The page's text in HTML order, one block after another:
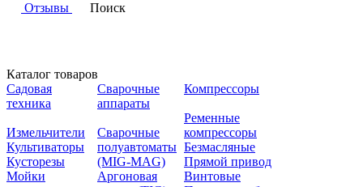
Отзывы
Поиск
Каталог товаров
Садовая
техника
Измельчители
Культиваторы
Кусторезы
Мойки
Сварочные
аппараты
Сварочные
полуавтоматы
(MIG-MAG)
Аргоновая
Компрессоры
Ременные
компрессоры
Безмасляные
Прямой привод
Винтовые